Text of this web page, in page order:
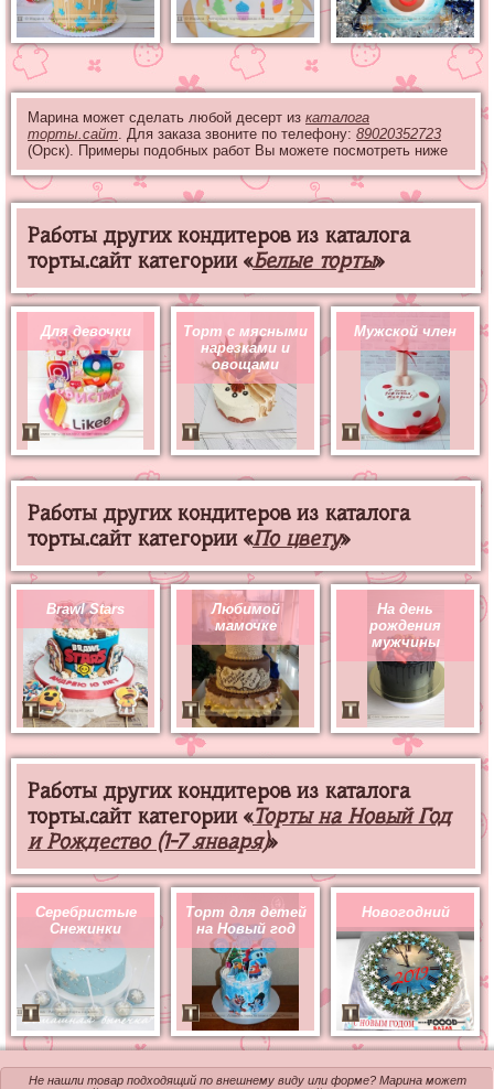
Марина может сделать любой десерт из каталога
торты.сайт . Для заказа звоните по телефону: 89020352723
(Орск). Примеры подобных работ Вы можете посмотреть ниже
Работы других кондитеров из каталога
торты.сайт категории «Белые торты»
Для девочки
Торт с мясными
нарезками и
овощами
Мужской член
Работы других кондитеров из каталога
торты.сайт категории «По цвету»
Brawl Stars
Любимой
мамочке
На день
рождения
мужчины
Работы других кондитеров из каталога
торты.сайт категории «Торты на Новый Год
и Рождество (1-7 января)»
Серебристые
Снежинки
Торт для детей
на Новый год
Новогодний
Не нашли товар подходящий по внешнему виду или форме? Марина может